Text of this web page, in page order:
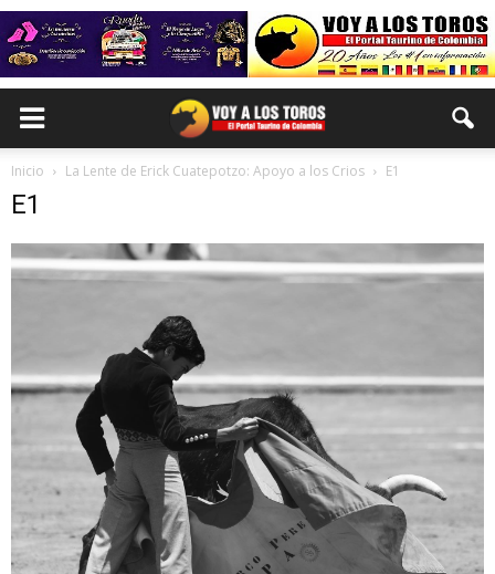
Inicio La Lente de Erick Cuatepotzo: Apoyo a los Crios E1
E1